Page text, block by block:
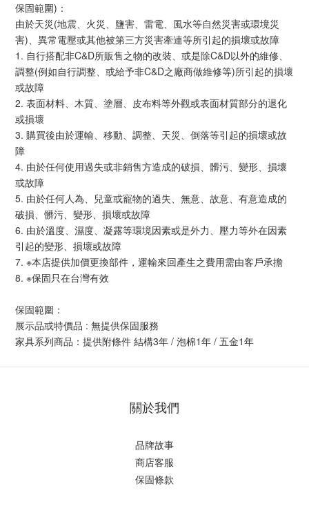
保固範圍)：
由於天災(地震、火災、鹽害、雷電、風水等自然災害或環境災
害)、異常電壓或其他被第三方災害牽連等所引起的損壞或故障
1. 自行搭配非C&D所販售之物的改裝、或是除C&D以外的維修、
調整(例如自行調整、或給予非C&D之廠商做維修等)所引起的損壞
或故障
2. 表面材料、木質、塗層、皮布料等外觀或表面材質部分的退化
或損壞
3. 購買後由於運輸、移動、調整、天災、倒落等引起的損壞或故
障
4. 由於任何使用過失或非銷售方造成的破損、髒污、變形、損壞
或故障
5. 由於任何人為、兒童或寵物的過失、無意、故意、有意造成的
破損、髒污、變形、損壞或故障
6. 由於溫度、濕度、凝露等環境因素或是外力、壓力等外在因素
引起的變形、損壞或故障
7. ※本店提供加價更換部件，運輸來回產生之費用需由客戶承擔
8. ※保固只在台灣有效
保固範圍：
展示品或特價品 : 無提供保固服務
家具系列商品：提供附條件 結構3年 / 泡棉1年 / 五金1年
關於我們
品牌故事
商店客服
保固條款